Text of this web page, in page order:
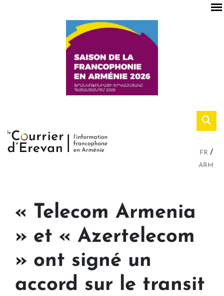
FR
ARM
« Telecom Armenia
» et « Azertelecom
» ont signé un
accord sur le transit